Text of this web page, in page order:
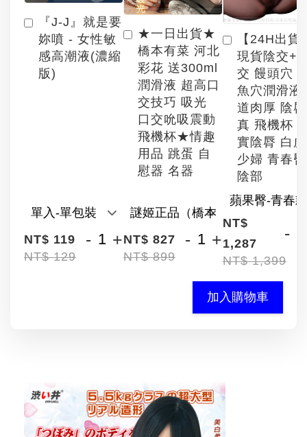
『J-J』就是要
妳噴 - 女性敏
感高潮液(濃縮
版)
NT$ 119
NT$ 129
- +
★一日出貨★
橋本有菜 河北
彩花 送300ml
潤滑液 超高口
交技巧 吸光
口交吮吸震動
飛機杯★情趣
用品 跳蛋 自
慰器 名器
NT$ 827
NT$ 899
- +
【24H出貨
現貨陰交+
交 饅頭穴
魚穴潤滑液
道肉厚 陰
真 飛機杯
實陰脣 白
少婦 青春臀
陰部
NT$
1,287
NT$ 1,399
-
加入購物車